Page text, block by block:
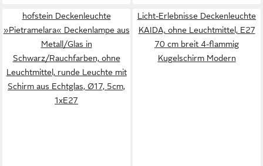
hofstein Deckenleuchte
»Pietramelara« Deckenlampe aus
Metall/Glas in
Schwarz/Rauchfarben, ohne
Leuchtmittel, runde Leuchte mit
Schirm aus Echtglas, Ø17, 5cm,
1xE27
Licht-Erlebnisse Deckenleuchte
KAIDA, ohne Leuchtmittel, E27
70 cm breit 4-flammig
Kugelschirm Modern